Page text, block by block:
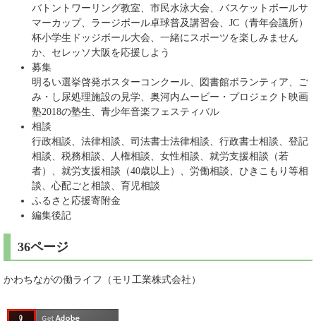
バトントワーリング教室、市民水泳大会、バスケットボールサ
マーカップ、ラージボール卓球普及講習会、JC（青年会議所）
杯小学生ドッジボール大会、一緒にスポーツを楽しみません
か、セレッソ大阪を応援しよう
募集
明るい選挙啓発ポスターコンクール、図書館ボランティア、ご
み・し尿処理施設の見学、奥河内ムービー・プロジェクト映画
塾2018の塾生、青少年音楽フェスティバル
相談
行政相談、法律相談、司法書士法律相談、行政書士相談、登記
相談、税務相談、人権相談、女性相談、就労支援相談（若
者）、就労支援相談（40歳以上）、労働相談、ひきこもり等相
談、心配ごと相談、育児相談
ふるさと応援寄附金
編集後記
36ページ
かわちながの働ライフ（モリ工業株式会社）